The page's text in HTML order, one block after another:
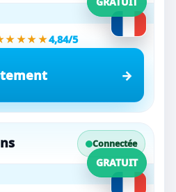
4,84/5
Connectée
GRATUIT